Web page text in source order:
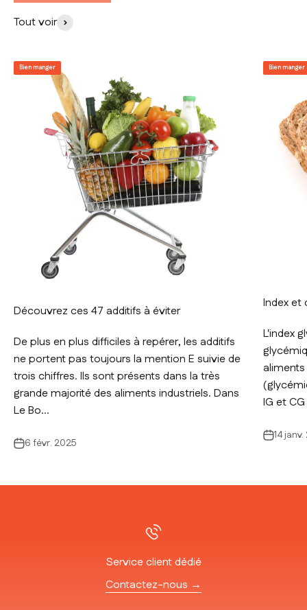
Tout voir
Bien manger
Découvrez ces 47 additifs à éviter
De plus en plus difficiles à repérer, les additifs
ne portent pas toujours la mention E suivie de
trois chiffres. Ils sont présents dans la très
grande majorité des aliments industriels. Dans
Le Bo...
6 févr. 2025
Bien manger
Index et
L'index
IG et
14
Service client dédié
Contactez-nous →